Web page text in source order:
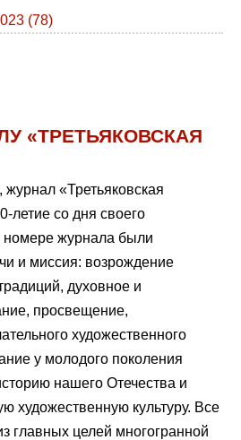
«ТРЕТЬЯКОВСКАЯ
«Третьяковская
летие со дня своего
журнала были
и миссия: возрождение
духовное и
просвещение,
художественного
у молодого поколения
нашего Отечества и
художественную культуру. Все
главных целей многогранной